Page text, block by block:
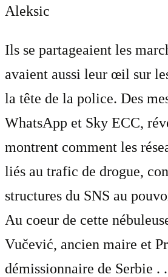
Aleksic
Ils se partageaient les
avaient aussi leur œil sur
la tête de la police. Des
WhatsApp et Sky ECC,
montrent comment les
liés au trafic de drogue,
structures du SNS au
Au coeur de cette
Vučević, ancien maire et
démissionnaire de Serbie .